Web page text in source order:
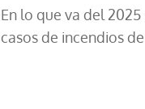
En lo que va del
casos de incendios